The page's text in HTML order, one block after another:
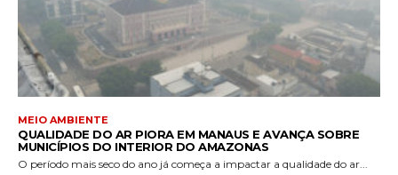
MEIO AMBIENTE
QUALIDADE DO AR PIORA EM MANAUS E AVANÇA SOBRE
MUNICÍPIOS DO INTERIOR DO AMAZONAS
O período mais seco do ano já começa a impactar a qualidade do ar...